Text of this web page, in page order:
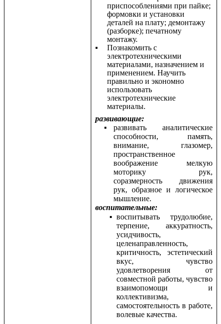
приспособлениями при пайке;
формовки и установки
деталей на плату; демонтажу
(разборке); печатному
монтажу.
Познакомить с
электротехническими
материалами, назначением и
применением. Научить
правильно и экономно
использовать
электротехнические
материалы.
развивающие:
развивать аналитические
способности, память,
внимание, глазомер,
пространственное
воображение мелкую
моторику рук,
соразмерность движения
рук, образное и логическое
мышление.
воспитательные:
воспитывать трудолюбие,
терпение, аккуратность,
усидчивость,
целенаправленность,
критичность, эстетический
вкус, чувство
удовлетворения от
совместной работы, чувство
взаимопомощи и
коллективизма,
самостоятельность в работе,
волевые качества.